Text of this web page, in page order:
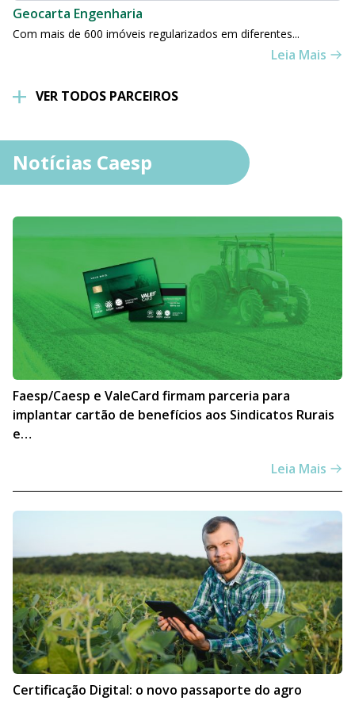
Geocarta Engenharia
Com mais de 600 imóveis regularizados em diferentes...
Leia Mais
VER TODOS PARCEIROS
Notícias Caesp
Faesp/Caesp e ValeCard firmam parceria para
implantar cartão de benefícios aos Sindicatos Rurais
e…
Leia Mais
Certificação Digital: o novo passaporte do agro